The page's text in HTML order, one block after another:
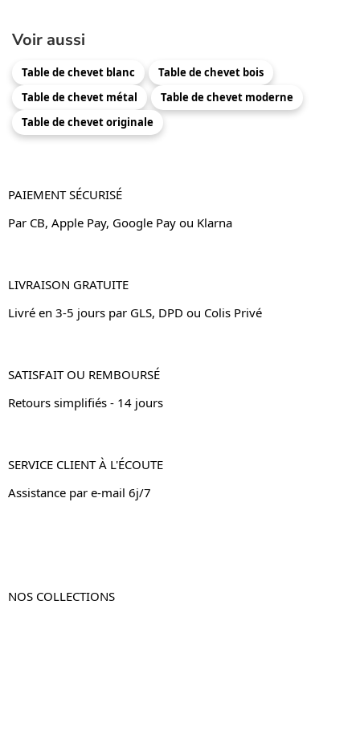
Voir aussi
Table de chevet blanc
Table de chevet bois
Table de chevet métal
Table de chevet moderne
Table de chevet originale
PAIEMENT SÉCURISÉ
Par CB, Apple Pay, Google Pay ou Klarna
LIVRAISON GRATUITE
Livré en 3-5 jours par GLS, DPD ou Colis Privé
SATISFAIT OU REMBOURSÉ
Retours simplifiés - 14 jours
SERVICE CLIENT À L'ÉCOUTE
Assistance par e-mail 6j/7
NOS COLLECTIONS